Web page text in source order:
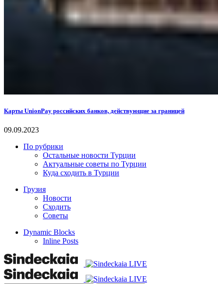
Карты UnionPay российских банков, действующие за границей
09.09.2023
По рубрики
Остальные новости Турции
Актуальные советы по Турции
Куда сходить в Турции
Грузия
Новости
Сходить
Советы
Dynamic Blocks
Inline Posts